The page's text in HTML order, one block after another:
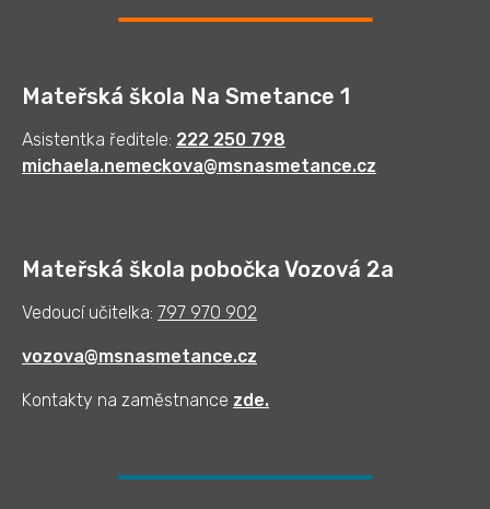
Mateřská škola Na Smetance 1
Asistentka ředitele: 222 250 798
michaela.nemeckova@msnasmetance.cz
Mateřská škola pobočka Vozová 2a
Vedoucí učitelka: 797 970 902
vozova@msnasmetance.cz
Kontakty na zaměstnance zde.